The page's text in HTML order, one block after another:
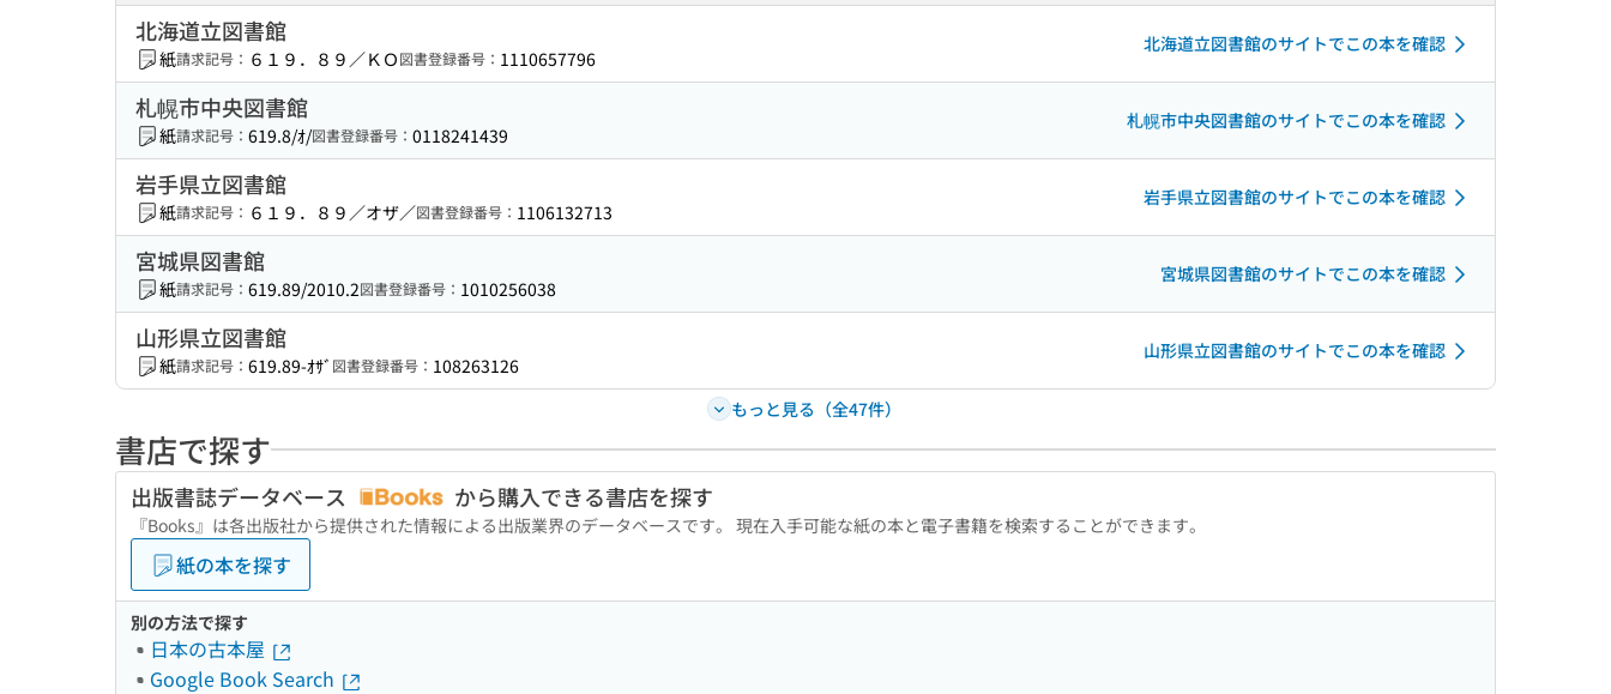
北海道立図書館
紙請求記号： ６１９．８９／ＫＯ図書登録番号： 1110657796
北海道立図書館のサイトでこの本を確認
札幌市中央図書館
紙請求記号： 619.8/ｵ/図書登録番号： 0118241439
札幌市中央図書館のサイトでこの本を確認
岩手県立図書館
紙請求記号： ６１９．８９／オザ／図書登録番号： 1106132713
岩手県立図書館のサイトでこの本を確認
宮城県図書館
紙請求記号： 619.89/2010.2図書登録番号： 1010256038
宮城県図書館のサイトでこの本を確認
山形県立図書館
紙請求記号： 619.89-ｵｻﾞ 図書登録番号： 108263126
山形県立図書館のサイトでこの本を確認
もっと見る（全47件）
書店で探す
出版書誌データベース から購入できる書店を探す
『Books』は各出版社から提供された情報による出版業界のデータベースです。 現在入手可能な紙の本と電子書籍を検索することができます。
紙の本を探す
別の方法で探す
日本の古本屋
Google Book Search